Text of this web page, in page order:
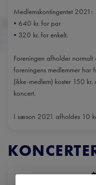
Medlemskontingentet 2021:
• 640 kr. for par
• 320 kr. for enkelt.
Foreningen afholder
foreningens medlemmer har
(ikke-medlem) koster 150
koncert.
I sæson 2021 afholdes 10
DATO